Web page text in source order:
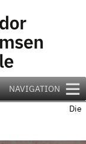
NAVIGATION